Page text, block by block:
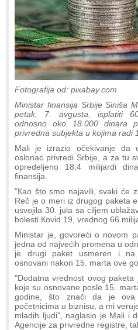
Fotografija od: pixabay.com
Ministar finansija Srbije Siniša
petak, 7. avgusta, isplatiti
odnosno oko 18.000 dinara
privredna subjekta u kojima radi
Mali je izrazio očekivanje da
oslonac privredi Srbije, a za tu
opredeljeno 18,4 milijardi
finansija.
"Кao što smo najavili, svaki će
Reč je o meri iz drugog paketa
usvojila 30. jula sa ciljem
bolesti Кovid 19, vrednog 66
Ministar je, govoreći o novom
jedna od najvećih promena u
je drugi paket usmeren i na
osnovani nakon 15. marta ove
"Dodatna vrednost ovog
koje su osnovane posle 15.
godine, što znači da je ova
početnicima u biznisu, a mi
mladih ljudi", naglasio je Mali i
Agencije za privredne registre,